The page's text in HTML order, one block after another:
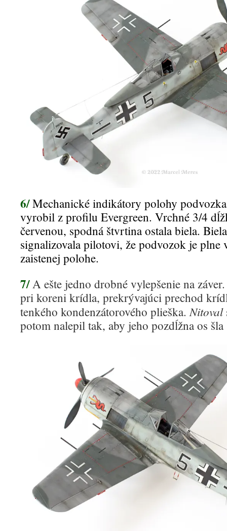
6/ Mechanické indikátory polohy
vyrobil z profilu Evergreen. Vrchné 3/4
červenou, spodná štvrtina ostala biela.
signalizovala pilotovi, že podvozok je plne
zaistenej polohe.
7/ A ešte jedno drobné vylepšenie na
pri koreni krídla, prekrývajúci prechod
tenkého kondenzátorového plieška.Nitoval
potom nalepil tak, aby jeho pozdĺžna os